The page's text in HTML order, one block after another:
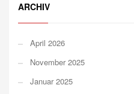
ARCHIV
April 2026
November 2025
Januar 2025